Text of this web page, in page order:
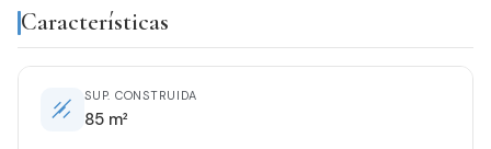
Características
SUP. CONSTRUIDA
85 m²